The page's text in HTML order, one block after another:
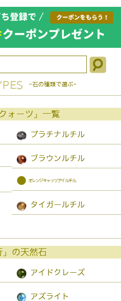
-石の種類で選ぶ-
ォーツ」一覧
プラチナルチル
ブラウンルチル
● オレンジキャッツアイルチル
タイガールチル
」の天然石
アイドクレーズ
アズライト